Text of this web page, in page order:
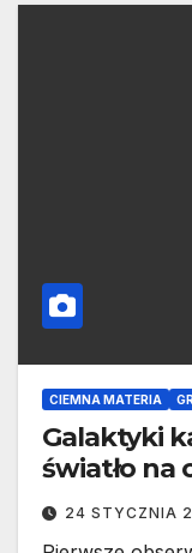
CIEMNA MATERIA
Galaktyki
światło na
24 STYCZNIA